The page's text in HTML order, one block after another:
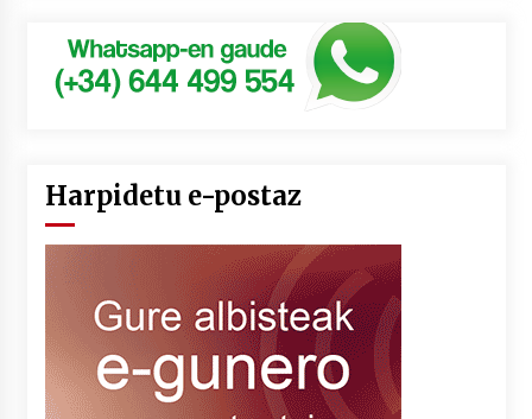
Harpidetu e-postaz